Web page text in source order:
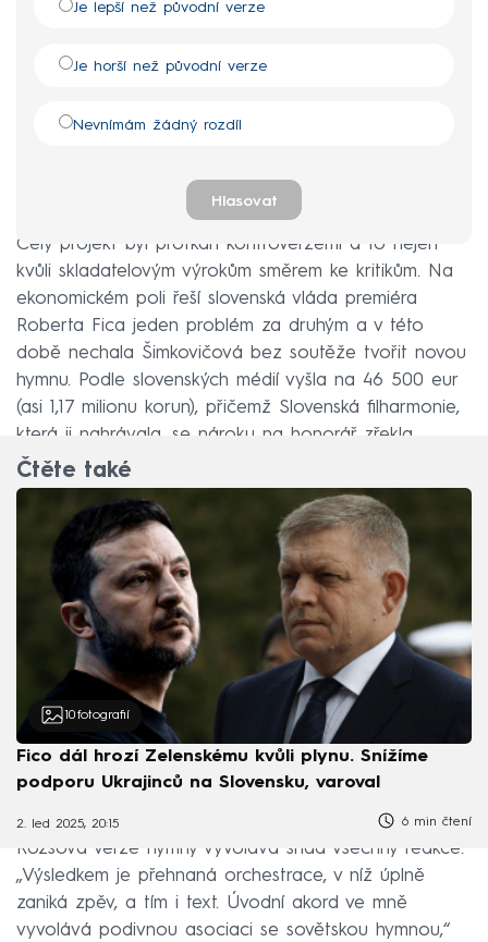
Je lepší než původní verze
Je horší než původní verze
Nevnímám žádný rozdíl
Hlasovat
Celý projekt byl protkán kontroverzemi a to nejen
kvůli skladatelovým výrokům směrem ke kritikům. Na
ekonomickém poli řeší slovenská vláda premiéra
Roberta Fica jeden problém za druhým a v této
době nechala Šimkovičová bez soutěže tvořit novou
hymnu. Podle slovenských médií vyšla na 46 500 eur
(asi 1,17 milionu korun), přičemž Slovenská filharmonie,
která ji nahrávala, se nároku na honorář zřekla.
Čtěte také
10 fotografií
Fico dál hrozí Zelenskému kvůli plynu. Snížíme
podporu Ukrajinců na Slovensku, varoval
2. led 2025, 20:15 6 min čtení
Rózsova verze hymny vyvolává snad všechny reakce.
„Výsledkem je přehnaná orchestrace, v níž úplně
zaniká zpěv, a tím i text. Úvodní akord ve mně
vyvolává podivnou asociaci se sovětskou hymnou,“